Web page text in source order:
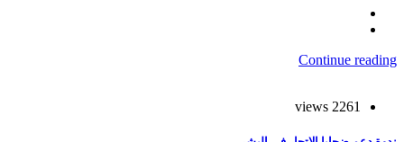
Continue reading
2261 views